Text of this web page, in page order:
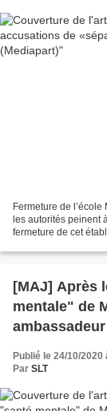
Fermeture de
les autorités peinent
fermeture de cet
[MAJ] Après
mentale" de
Publié le 24/10/2020
Par SLT